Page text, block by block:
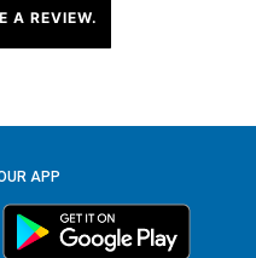
A REVIEW.
APP